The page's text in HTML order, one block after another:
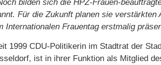
bilden sich die HPZ-Frauen-
Für die Zukunft planen sie
Internationalen Frauentag erstmalig
1999 CDU-Politikerin im Stadtrat der
ist in ihrer Funktion als Mitglied